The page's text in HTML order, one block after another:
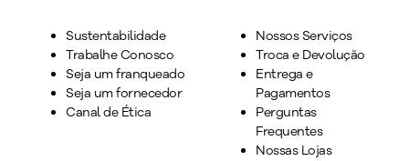
Sustentabilidade
Trabalhe Conosco
Seja um franqueado
Seja um fornecedor
Canal de Ética
Nossos Serviços
Troca e Devolução
Entrega e
Pagamentos
Perguntas
Frequentes
Nossas Lojas